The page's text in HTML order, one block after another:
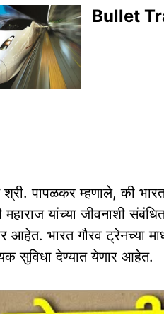
Bullet
पापळकर म्हणाले, की भारत
यांच्या जीवनाशी
आहेत. भारत गौरव ट्रेनच्या
सुविधा देण्यात येणार आहेत.